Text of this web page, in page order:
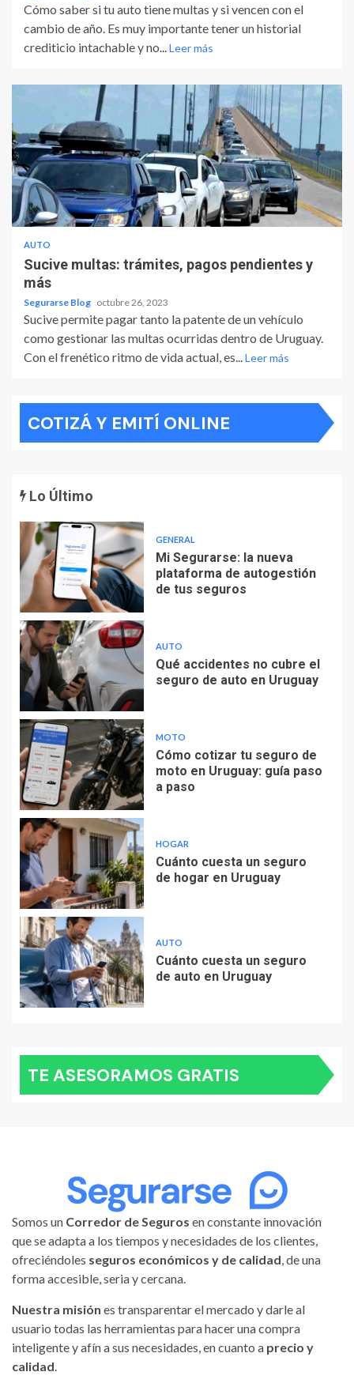
Cómo saber si tu auto tiene multas y si vencen con el
cambio de año. Es muy importante tener un historial
crediticio intachable y no...Leer más
AUTO
Sucive multas: trámites, pagos pendientes y
más
Segurarse Blog octubre 26, 2023
Sucive permite pagar tanto la patente de un vehículo
como gestionar las multas ocurridas dentro de Uruguay.
Con el frenético ritmo de vida actual, es...Leer más
COTIZÁ Y EMITÍ ONLINE
Lo Último
GENERAL
Mi Segurarse: la nueva
plataforma de autogestión
de tus seguros
AUTO
Qué accidentes no cubre el
seguro de auto en Uruguay
MOTO
Cómo cotizar tu seguro de
moto en Uruguay: guía paso
a paso
HOGAR
Cuánto cuesta un seguro
de hogar en Uruguay
AUTO
Cuánto cuesta un seguro
de auto en Uruguay
TE ASESORAMOS GRATIS
Somos un Corredor de Seguros en constante innovación
que se adapta a los tiempos y necesidades de los clientes,
ofreciéndoles seguros económicos y de calidad, de una
forma accesible, seria y cercana.
Nuestra misión es transparentar el mercado y darle al
usuario todas las herramientas para hacer una compra
inteligente y afín a sus necesidades, en cuanto a precio y
calidad.